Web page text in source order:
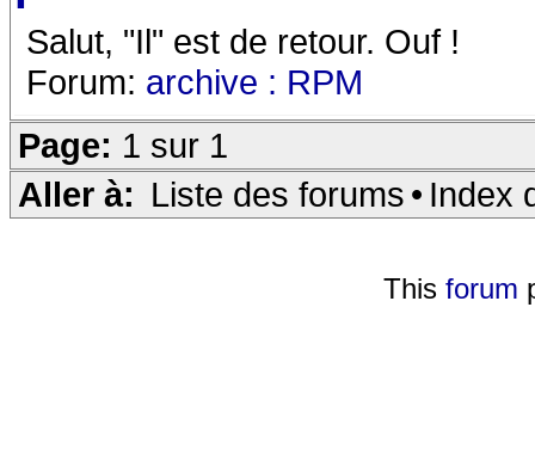
Salut, "Il" est de retour. Ouf !
Forum: archive : RPM
Page: 1 sur 1
Aller à: Liste des forums • Index
This forum